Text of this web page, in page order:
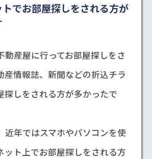
でお部屋探しをされる方が
動産屋に行ってお部屋探しをさ
産情報誌、新聞などの折込チラ
探しをされる方が多かったで
近年ではスマホやパソコンを使
ット上でお部屋探しをされる方